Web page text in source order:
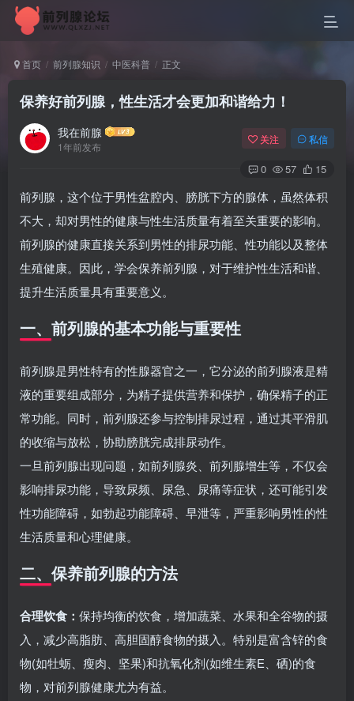
首页 前列腺知识 中医科普 正文
保养好前列腺，性生活才会更加和谐给力！
我在前腺
1年前发布
关注 私信
0 57 15
前列腺，这个位于男性盆腔内、膀胱下方的腺体，虽然体积
不大，却对男性的健康与性生活质量有着至关重要的影响。
前列腺的健康直接关系到男性的排尿功能、性功能以及整体
生殖健康。因此，学会保养前列腺，对于维护性生活和谐、
提升生活质量具有重要意义。
一、前列腺的基本功能与重要性
前列腺是男性特有的性腺器官之一，它分泌的前列腺液是精
液的重要组成部分，为精子提供营养和保护，确保精子的正
常功能。同时，前列腺还参与控制排尿过程，通过其平滑肌
的收缩与放松，协助膀胱完成排尿动作。
一旦前列腺出现问题，如前列腺炎、前列腺增生等，不仅会
影响排尿功能，导致尿频、尿急、尿痛等症状，还可能引发
性功能障碍，如勃起功能障碍、早泄等，严重影响男性的性
生活质量和心理健康。
二、保养前列腺的方法
合理饮食： 保持均衡的饮食，增加蔬菜、水果和全谷物的摄
入，减少高脂肪、高胆固醇食物的摄入。特别是富含锌的食
物(如牡蛎、瘦肉、坚果)和抗氧化剂(如维生素E、硒)的食
物，对前列腺健康尤为有益。